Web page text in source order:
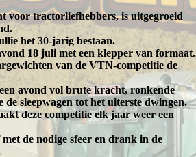
voor tractorliefhebbers, is uitgegroeid
het 30-jarig bestaan.
18 juli met een klepper van formaat.
van de VTN-competitie de
avond vol brute kracht, ronkende
sleepwagen tot het uiterste dwingen.
deze competitie elk jaar weer een
de nodige sfeer en drank in de